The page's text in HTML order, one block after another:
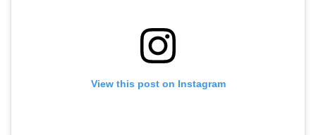
View this post on Instagram